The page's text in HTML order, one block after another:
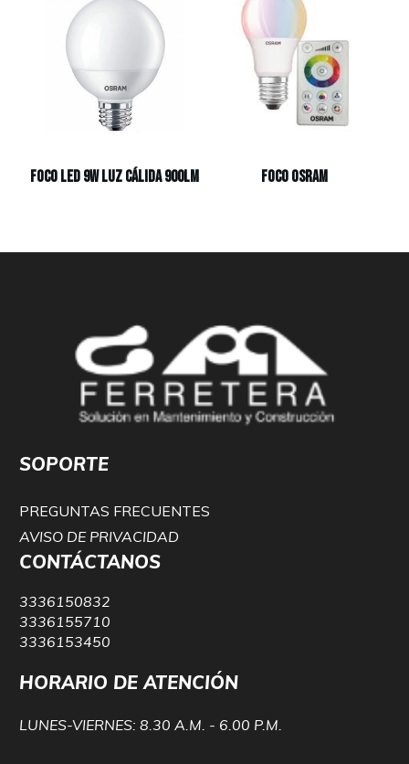
Foco Led 9W Luz Cálida 900Lm Foco Osram
SOPORTE
PREGUNTAS FRECUENTES
AVISO DE PRIVACIDAD
CONTÁCTANOS
3336150832
3336155710
3336153450
HORARIO DE ATENCIÓN
LUNES-VIERNES: 8.30 A.M. - 6.00 P.M.